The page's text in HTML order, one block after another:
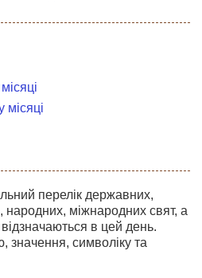
перелік державних,
народних, міжнародних свят, а
в цей день.
значення, символіку та